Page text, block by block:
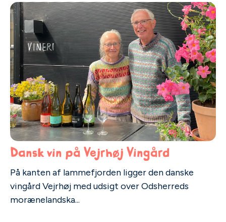
Dansk vin på Vejrhøj Vingård
På kanten af lammefjorden ligger den danske
vingård Vejrhøj med udsigt over Odsherreds
morænelandska...